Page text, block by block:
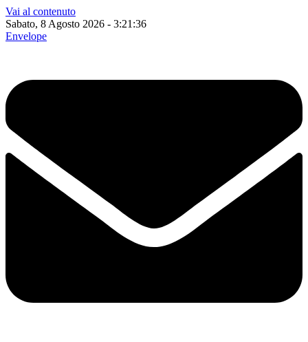
Vai al contenuto
Sabato, 8 Agosto 2026 - 3:21:37
Envelope